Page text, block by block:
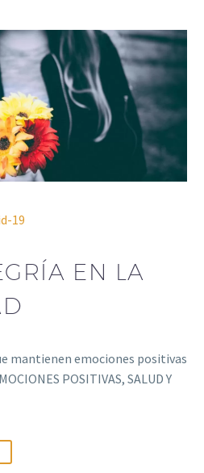
19
EN LA
mantienen emociones positivas
POSITIVAS, SALUD Y